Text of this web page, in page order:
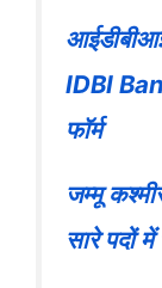
IDBI
फॉर्म
जम्मू
सारे पदों